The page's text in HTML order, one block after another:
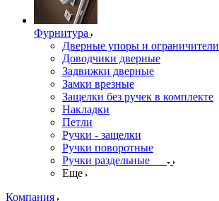
Фурнитура
Дверные упоры и ограничители
Доводчики дверные
Задвижки дверные
Замки врезные
Защелки без ручек в комплекте
Накладки
Петли
Ручки - защелки
Ручки поворотные
Ручки раздельные
Еще
Компания